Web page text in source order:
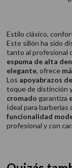
Estilo clásico,
Este sillón ha sido
tanto al profesional
espuma de alta
elegante, ofrece
Los apoyabrazos
toque de distinción
cromado garantiza
Ideal para barberías
funcionalidad
profesional y con